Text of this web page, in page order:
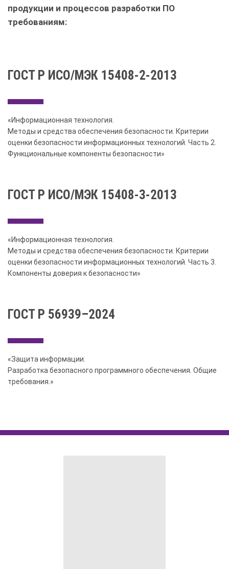
продукции и процессов разработки ПО
требованиям:
ГОСТ Р ИСО/МЭК 15408-2-2013
«Информационная технология.
Методы и средства обеспечения безопасности. Критерии
оценки безопасности информационных технологий. Часть 2.
Функциональные компоненты безопасности»
ГОСТ Р ИСО/МЭК 15408-3-2013
«Информационная технология.
Методы и средства обеспечения безопасности. Критерии
оценки безопасности информационных технологий. Часть 3.
Компоненты доверия к безопасности»
ГОСТ Р 56939–2024
«Защита информации.
Разработка безопасного программного обеспечения. Общие
требования.»